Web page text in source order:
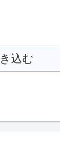
込む